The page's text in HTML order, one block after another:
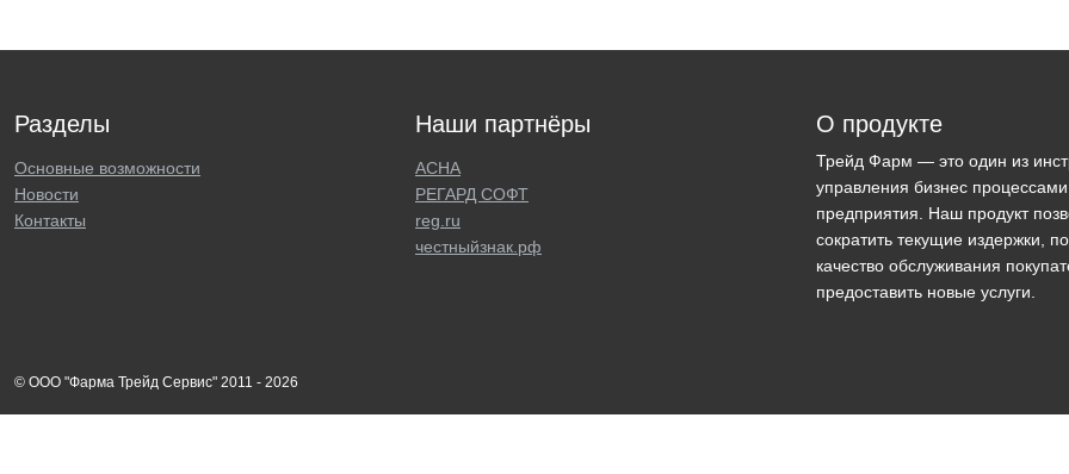
Разделы
Основные возможности
Новости
Контакты
Наши партнёры
АСНА
РЕГАРД СОФТ
reg.ru
честныйзнак.рф
О продукте
Трейд Фарм — это один из
управления бизнес процессами
предприятия. Наш продукт
сократить текущие издержки,
качество обслуживания
предоставить новые услуги.
© ООО "Фарма Трейд Сервис" 2011 - 2026